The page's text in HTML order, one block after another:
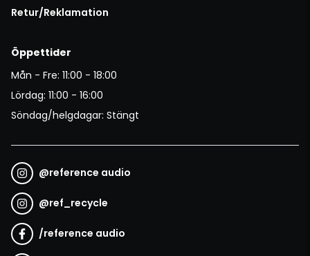
Retur/Reklamation
Öppettider
Mån - Fre: 11:00 - 18:00
Lördag: 11:00 - 16:00
Söndag/helgdagar: Stängt
@reference audio
@ref_recycle
/reference audio